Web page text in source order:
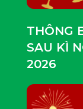
THÔNG
SAU KÌ
2026